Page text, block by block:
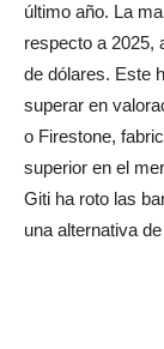
último año. La
respecto a 2025,
de dólares. Este
superar en
o Firestone,
superior en el
Giti ha roto las
una alternativa